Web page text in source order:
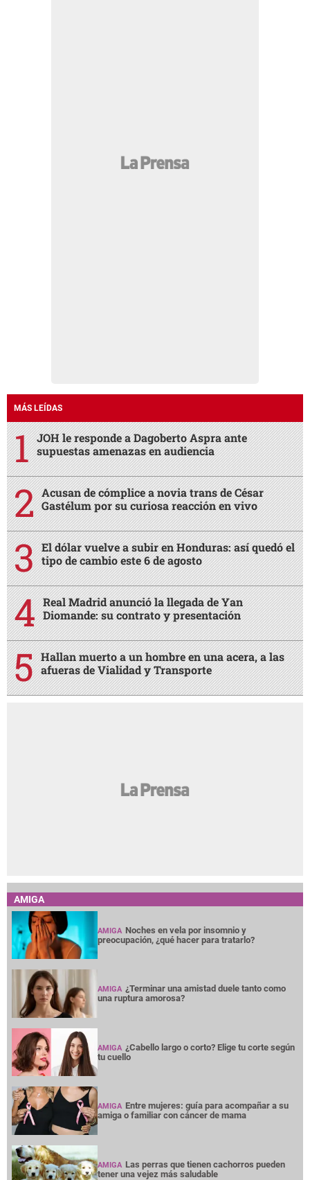
MÁS LEÍDAS
JOH le responde a Dagoberto Aspra ante
supuestas amenazas en audiencia
Acusan de cómplice a novia trans de César
Gastélum por su curiosa reacción en vivo
El dólar vuelve a subir en Honduras: así quedó el
tipo de cambio este 6 de agosto
Real Madrid anunció la llegada de Yan
Diomande: su contrato y presentación
Hallan muerto a un hombre en una acera, a las
afueras de Vialidad y Transporte
AMIGA
AMIGA Noches en vela por insomnio y
preocupación, ¿qué hacer para tratarlo?
AMIGA ¿Terminar una amistad duele tanto como
una ruptura amorosa?
AMIGA ¿Cabello largo o corto? Elige tu corte según
tu cuello
AMIGA Entre mujeres: guía para acompañar a su
amiga o familiar con cáncer de mama
AMIGA Las perras que tienen cachorros pueden
tener una vejez más saludable